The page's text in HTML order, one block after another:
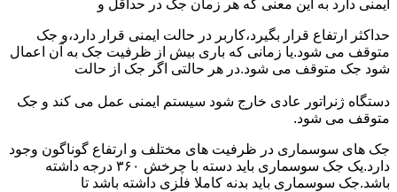
ایمنی دارد به این معنی که هر زمان جک در حداقل و
حداکثر ارتفاع قرار بگیرد،کاربر در حالت ایمنی قرار دارد،و جک
متوقف می شود.یا زمانی که باری بیش از ظرفیت جک به آن اعمال
شود جک متوقف می شود.در هر حالتی اگر جک از حالت
دستگاه ژنراتور عادی خارج شود سیستم ایمنی عمل می کند و جک
متوقف می شود.
جک های سوسماری در ظرفیت های مختلف و ارتفاع گوناگون وجود
دارد.یک جک سوسماری باید دسته با چرخش ۳۶۰ درجه داشته
باشد.جک سوسماری باید بدنه کاملا فلزی داشته باشد تا